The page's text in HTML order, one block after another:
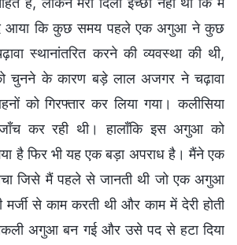
आया कि कुछ समय पहले एक अगुआ ने कुछ
स्थानांतरित करने की व्यवस्था की थी,
चुनने के कारण बड़े लाल अजगर ने चढ़ावा
को गिरफ्तार कर लिया गया। कलीसिया
जाँच कर रही थी। हालाँकि इस अगुआ को
है फिर भी यह एक बड़ा अपराध है। मैंने एक
जिसे मैं पहले से जानती थी जो एक अगुआ
से काम करती थी और काम में देरी होती
अगुआ बन गई और उसे पद से हटा दिया